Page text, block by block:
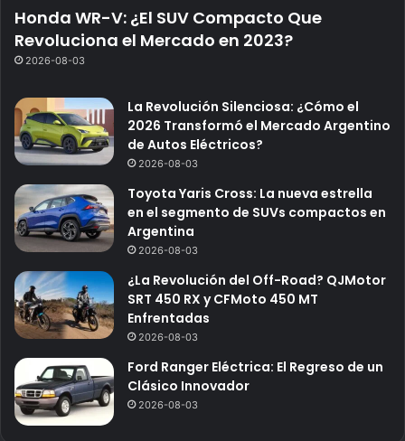
Honda WR-V: ¿El SUV Compacto Que
Revoluciona el Mercado en 2023?
2026-08-03
La Revolución Silenciosa: ¿Cómo el
2026 Transformó el Mercado Argentino
de Autos Eléctricos?
2026-08-03
Toyota Yaris Cross: La nueva estrella
en el segmento de SUVs compactos en
Argentina
2026-08-03
¿La Revolución del Off-Road? QJMotor
SRT 450 RX y CFMoto 450 MT
Enfrentadas
2026-08-03
Ford Ranger Eléctrica: El Regreso de un
Clásico Innovador
2026-08-03